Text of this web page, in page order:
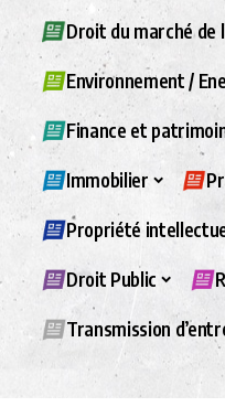
Droit du marché de
Environnement /
Finance et
Immobilier
Propriété
Droit Public
Transmission